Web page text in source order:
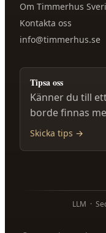
Om Timmerhus
Kontakta oss
info@timmerhus.se
Tipsa oss
Känner du till
borde finnas
Skicka tips →
LLM ·